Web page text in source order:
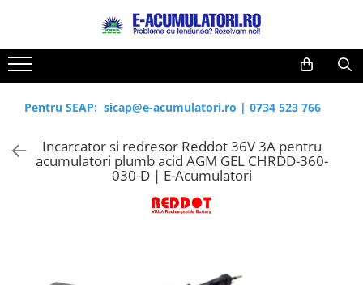
Toate Produsele
Acumulatori, Baterii si Incarcatoare
Uzuale
Baterii alcaline
Baterii litiu
Reduceri de vara
Cabluri
Acumulatori
Prelungitoare
Panouri fotovoltaice
Pentru SEAP: sicap@e-acumulatori.ro | 0734 523 766
Incarcator si redresor Reddot 36V 3A pentru
acumulatori plumb acid AGM GEL CHRDD-360-
030-D | E-Acumulatori